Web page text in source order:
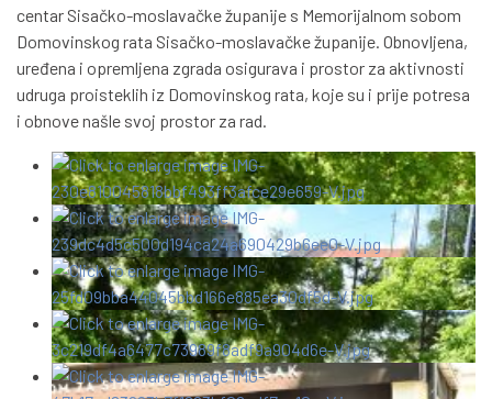
centar Sisačko-moslavačke županije s Memorijalnom sobom
Domovinskog rata Sisačko-moslavačke županije. Obnovljena,
uređena i opremljena zgrada osigurava i prostor za aktivnosti
udruga proisteklih iz Domovinskog rata, koje su i prije potresa
i obnove našle svoj prostor za rad.